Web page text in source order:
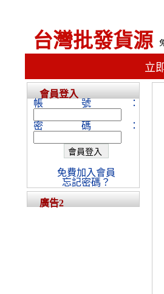
台灣批發貨源
立
會員登入
帳號：
密碼：
免費加入會員
忘記密碼？
廣告2